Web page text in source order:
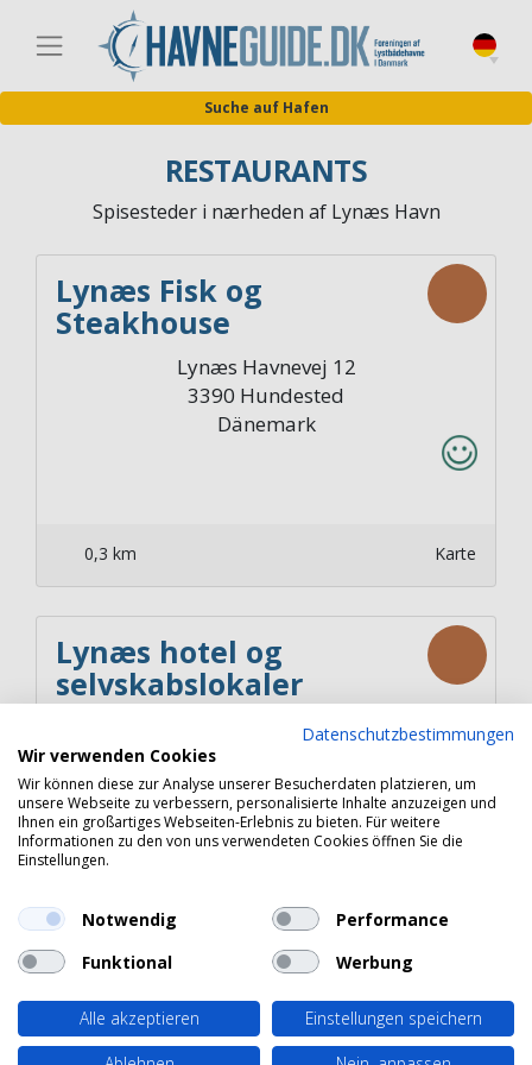
zum
Suche auf Hafen
RESTAURANTS
Spisesteder i nærheden af Lynæs Havn
Lynæs Fisk og
Steakhouse
Lynæs Havnevej 12
3390 Hundested
Dänemark
0,3 km Karte
Lynæs hotel og
selvskabslokaler
Gl Frederiksværkvej 6
3390
Dänemark
0,7 km Karte
Copyright 2026 © Havneguide.dk
Datenschutzbestimmungen
Wir verwenden Cookies
Wir können diese zur Analyse unserer Besucherdaten platzieren, um
unsere Webseite zu verbessern, personalisierte Inhalte anzuzeigen und
Ihnen ein großartiges Webseiten-Erlebnis zu bieten. Für weitere
Informationen zu den von uns verwendeten Cookies öffnen Sie die
Einstellungen.
Notwendig
Performance
Funktional
Werbung
Alle akzeptieren
Einstellungen speichern